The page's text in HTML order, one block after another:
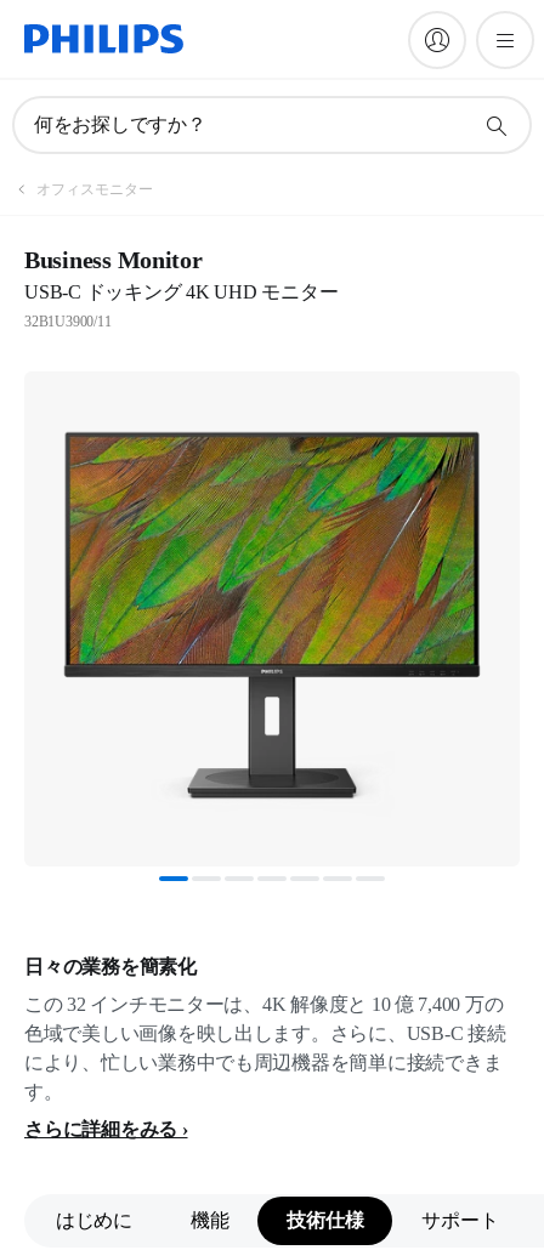
何をお探しですか？
オフィスモニター
Business Monitor
USB-C ドッキング 4K UHD モニター
32B1U3900/11
日々の業務を簡素化
この 32 インチモニターは、4K 解像度と 10 億 7,400 万の
色域で美しい画像を映し出します。さらに、USB-C 接続
により、忙しい業務中でも周辺機器を簡単に接続できま
す。
さらに詳細をみる
はじめに 機能 技術仕様 サポート